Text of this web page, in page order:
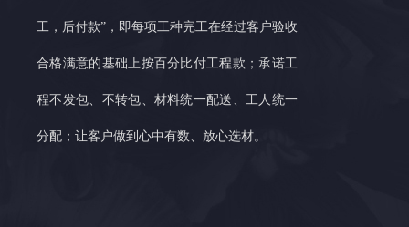
工，后付款”，即每项工种完工在经过客户验收
合格满意的基础上按百分比付工程款；承诺工
程不发包、不转包、材料统一配送、工人统一
分配；让客户做到心中有数、放心选材。